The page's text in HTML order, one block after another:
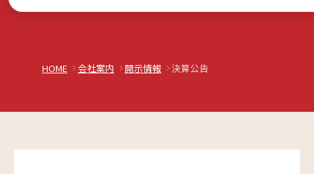
よくあるご質問はこちら
HOME 会社案内 開示情報 決算公告